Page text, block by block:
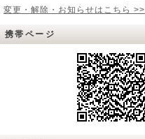
変更・解除・お知らせはこちら >>
携帯ページ